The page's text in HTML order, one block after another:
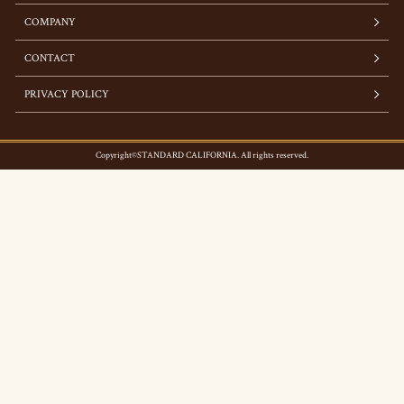
COMPANY
CONTACT
PRIVACY POLICY
Copyright©STANDARD CALIFORNIA. All rights reserved.